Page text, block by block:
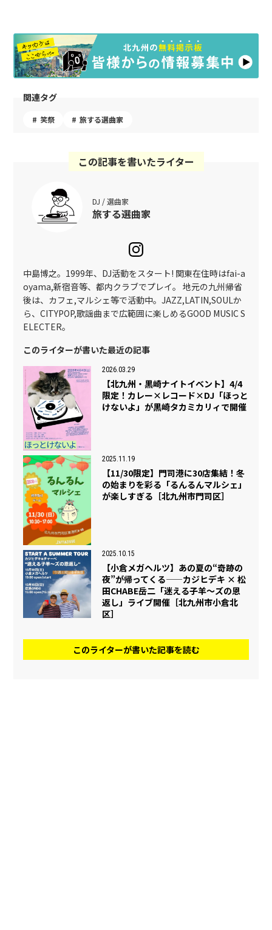
関連タグ
笑祭 旅する選曲家
この記事を書いたライター
DJ / 選曲家
旅する選曲家
中島博之。1999年、DJ活動をスタート! 関東在住時はfai-a
oyama,新宿音等、都内クラブでプレイ。 地元の九州帰省
後は、カフェ,マルシェ等で活動中。JAZZ,LATIN,SOULか
ら、CITYPOP,歌謡曲まで広範囲に楽しめるGOOD MUSIC S
ELECTER。
このライターが書いた最近の記事
2026.03.29
【北九州・黒崎ナイトイベント】4/4
限定！カレー×レコード×DJ「ほっと
けないよ」が黒崎タカミカリィで開催
2025.11.19
【11/30限定】門司港に30店集結！冬
の始まりを彩る「るんるんマルシェ」
が楽しすぎる［北九州市門司区］
2025.10.15
【小倉メガヘルツ】あの夏の“奇跡の
夜”が帰ってくる——カジヒデキ × 松
田CHABE岳二「迷える子羊～ズの恩
返し」ライブ開催［北九州市小倉北
区］
このライターが書いた記事を読む